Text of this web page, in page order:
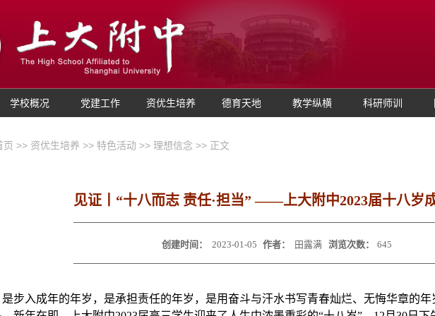
学校概况 党建工作 资优生培养 德育天地 教学纵横 科研师训
页 >> 资优生培养 >> 特色活动 >> 理想信念 >> 正文
见证丨“十八而志 责任·担当” ——上大附中2023届十八岁
创建时间： 2023-01-05 作者： 田露满 浏览次数： 645
步入成年的年岁，是承担责任的年岁，是用奋斗与汗水书写青春灿烂、无悔华章的年